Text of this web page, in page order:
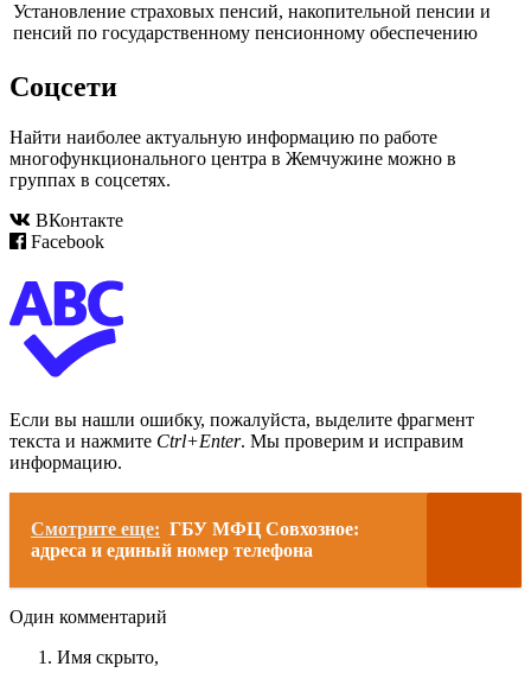
Установление страховых пенсий, накопительной пенсии и
пенсий по государственному пенсионному обеспечению
Соцсети
Найти наиболее актуальную информацию по работе
многофункционального центра в Жемчужине можно в
группах в соцсетях.
ВКонтакте
Facebook
Если вы нашли ошибку, пожалуйста, выделите фрагмент
текста и нажмите Ctrl+Enter. Мы проверим и исправим
информацию.
Смотрите еще: ГБУ МФЦ Совхозное:
адреса и единый номер телефона
Один комментарий
Имя скрыто,